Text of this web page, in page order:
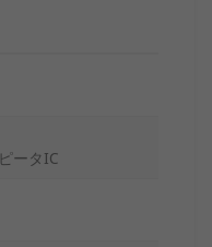
ータIC